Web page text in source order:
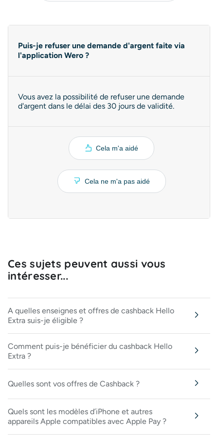
Puis-je refuser une demande d'argent faite via
l'application Wero ?
Vous avez la possibilité de refuser une demande
d'argent dans le délai des 30 jours de validité.
Cela m'a aidé
Cela ne m'a pas aidé
Ces sujets peuvent aussi vous
intéresser...
A quelles enseignes et offres de cashback Hello
Extra suis-je éligible ?
Comment puis-je bénéficier du cashback Hello
Extra ?
Quelles sont vos offres de Cashback ?
Quels sont les modèles d’iPhone et autres
appareils Apple compatibles avec Apple Pay ?